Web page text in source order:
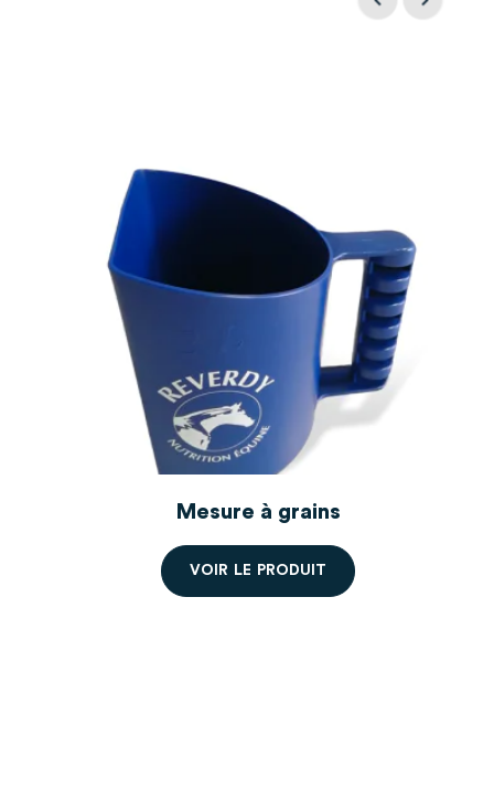
Mesure à grains
VO R LE PRO DU T